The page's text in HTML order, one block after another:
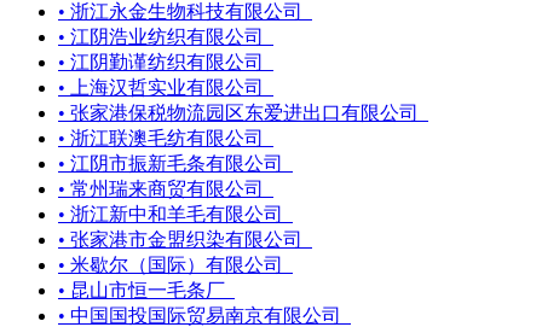
• 浙江永金生物科技有限公司
• 江阴浩业纺织有限公司
• 江阴勤谨纺织有限公司
• 上海汉哲实业有限公司
• 张家港保税物流园区东爱进出口有限公司
• 浙江联澳毛纺有限公司
• 江阴市振新毛条有限公司
• 常州瑞来商贸有限公司
• 浙江新中和羊毛有限公司
• 张家港市金盟织染有限公司
• 米歇尔（国际）有限公司
• 昆山市恒一毛条厂
• 中国国投国际贸易南京有限公司